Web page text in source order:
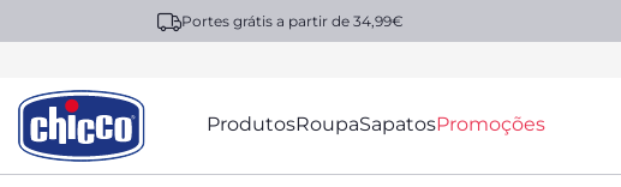
Portes grátis a partir de 34,99€
ProdutosRoupaSapatosPromoções